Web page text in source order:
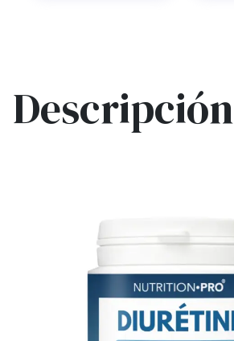
Descripción